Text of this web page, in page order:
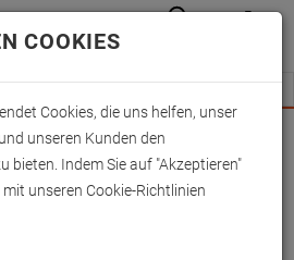
für Fachhändler zum
Informationen hier
Anmelden
COOKIES
Cookies, die uns helfen, unser
unseren Kunden den
bieten. Indem Sie auf "Akzeptieren"
mit unseren Cookie-Richtlinien